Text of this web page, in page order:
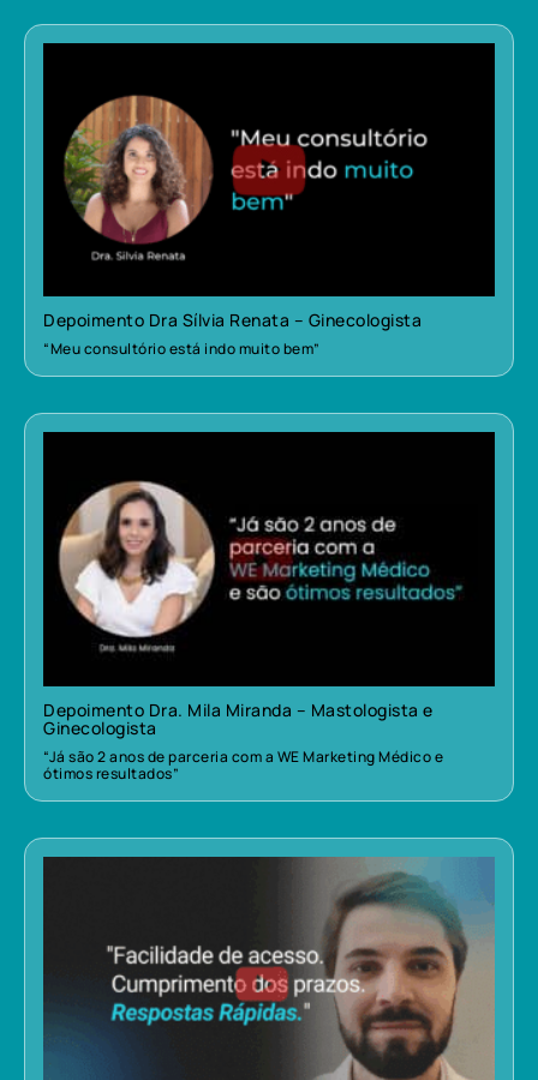
Depoimento Dra Sílvia Renata – Ginecologista
“Meu consultório está indo muito bem”
Depoimento Dra. Mila Miranda – Mastologista e
Ginecologista
“Já são 2 anos de parceria com a WE Marketing Médico e
ótimos resultados”